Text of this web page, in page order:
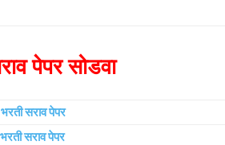
पेपर सोडवा
सराव पेपर
सराव पेपर